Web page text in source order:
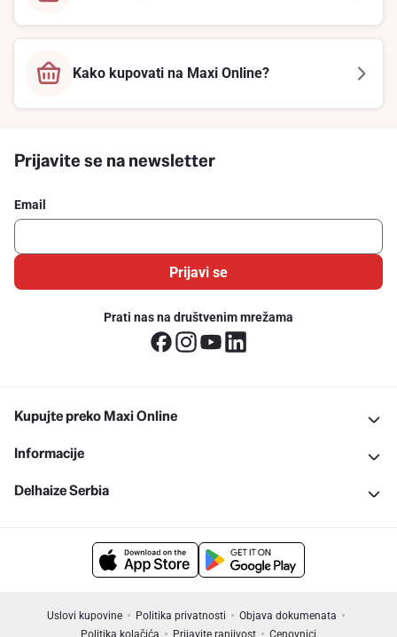
Kako kupovati na Maxi Online?
Prijavite se na newsletter
Email
Prijavi se
Prati nas na društvenim mrežama
Kupujte preko Maxi Online
Informacije
Delhaize Serbia
Uslovi kupovine Politika privatnosti
Objava dokumenata